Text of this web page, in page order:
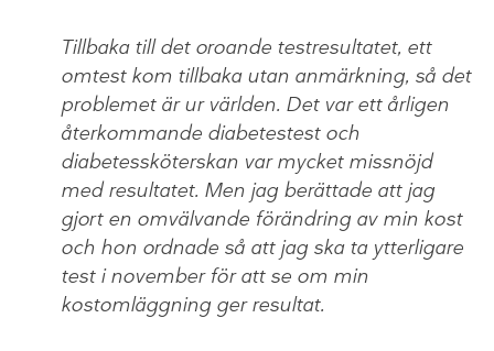
Tillbaka till det oroande testresultatet, ett
omtest kom tillbaka utan anmärkning, så det
problemet är ur världen. Det var ett årligen
återkommande diabetestest och
diabetessköterskan var mycket missnöjd
med resultatet. Men jag berättade att jag
gjort en omvälvande förändring av min kost
och hon ordnade så att jag ska ta ytterligare
test i november för att se om min
kostomläggning ger resultat.